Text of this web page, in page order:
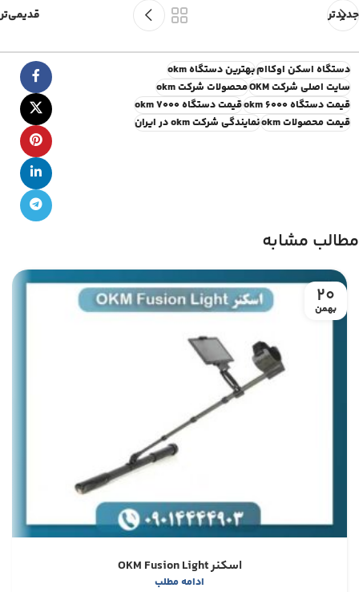
جدیدتر قدیمی‌تر
دستگاه اسکن اوکاامبهترین دستگاه okm
سایت اصلی شرکت OKM
محصولات شرکت okm
قیمت دستگاه okm 6000
قیمت دستگاه okm 7000
قیمت محصولات okm
نمایندگی شرکت okm در ایران
مطالب مشابه
20
بهمن
اسکنر OKM Fusion Light
ادامه مطلب